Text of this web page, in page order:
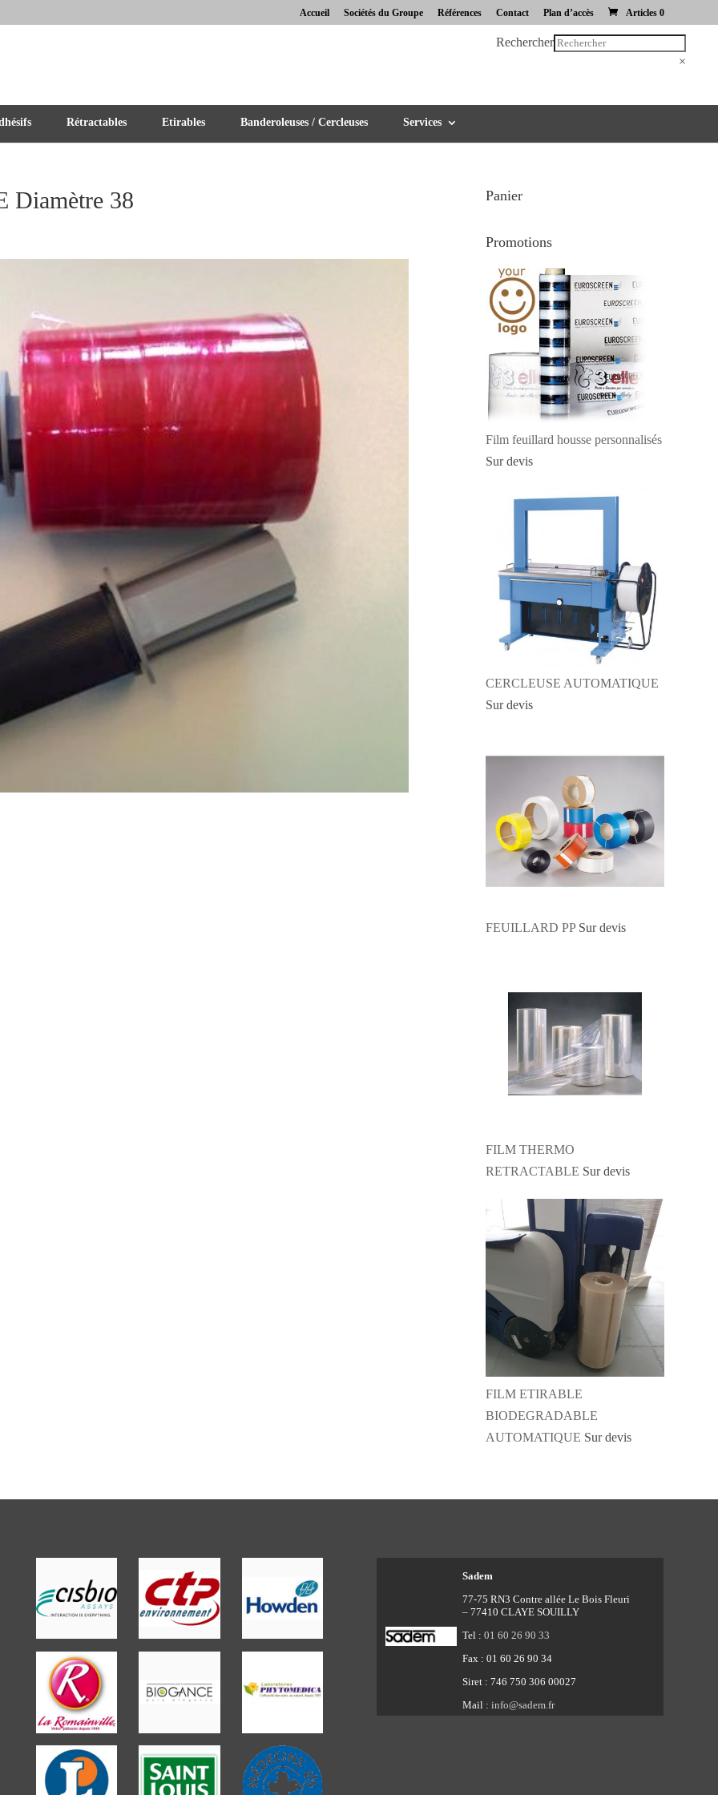
Accueil Sociétés du Groupe Références Contact Plan d’accès Articles 0
Rechercher
×
Rétractables Etirables Banderoleuses / Cercleuses Services
Diamètre 38 Panier
Promotions
Film feuillard housse personnalisés
Sur devis
CERCLEUSE AUTOMATIQUE
Sur devis
FEUILLARD PP Sur devis
FILM THERMO
RETRACTABLE Sur devis
FILM ETIRABLE
BIODEGRADABLE
AUTOMATIQUE Sur devis
Sadem
77-75 RN3 Contre allée Le Bois Fleuri
– 77410 CLAYE SOUILLY
Tel :01 60 26 90 33
Fax : 01 60 26 90 34
Siret : 746 750 306 00027
Mail :info@sadem.fr